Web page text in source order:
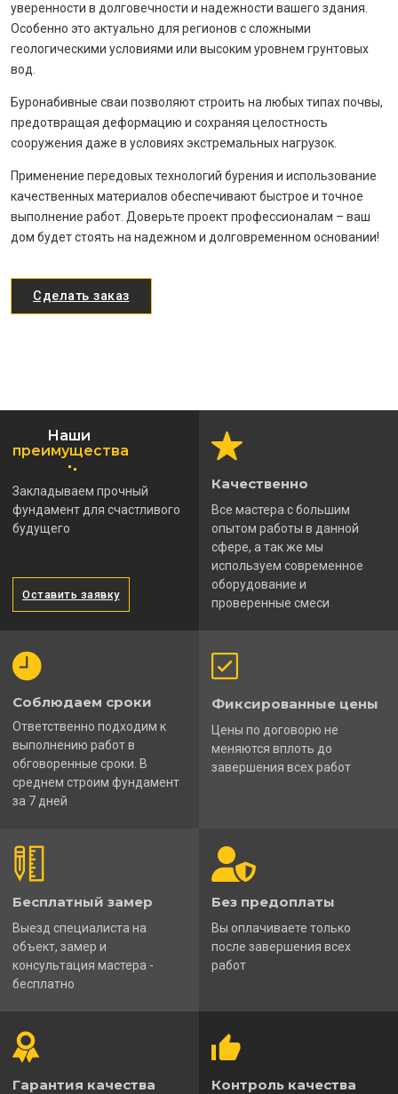
уверенности в долговечности и надежности вашего здания.
Особенно это актуально для регионов с сложными
геологическими условиями или высоким уровнем грунтовых
вод.
Буронабивные сваи позволяют строить на любых типах почвы,
предотвращая деформацию и сохраняя целостность
сооружения даже в условиях экстремальных нагрузок.
Применение передовых технологий бурения и использование
качественных материалов обеспечивают быстрое и точное
выполнение работ. Доверьте проект профессионалам – ваш
дом будет стоять на надежном и долговременном основании!
Сделать заказ
Наши
преимущества
Закладываем прочный
фундамент для счастливого
будущего
Оставить заявку
Качественно
Все мастера с большим
опытом работы в данной
сфере, а так же мы
используем современное
оборудование и
проверенные смеси
Соблюдаем сроки
Ответственно подходим к
выполнению работ в
обговоренные сроки. В
среднем строим фундамент
за 7 дней
Фиксированные цены
Цены по договорю не
меняются вплоть до
завершения всех работ
Бесплатный замер
Выезд специалиста на
объект, замер и
консультация мастера -
бесплатно
Без предоплаты
Вы оплачиваете только
после завершения всех
работ
Гарантия качества Контроль качества